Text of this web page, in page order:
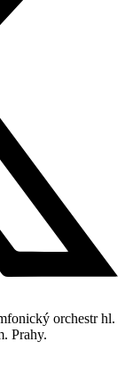
orchestr hl.
Prahy.